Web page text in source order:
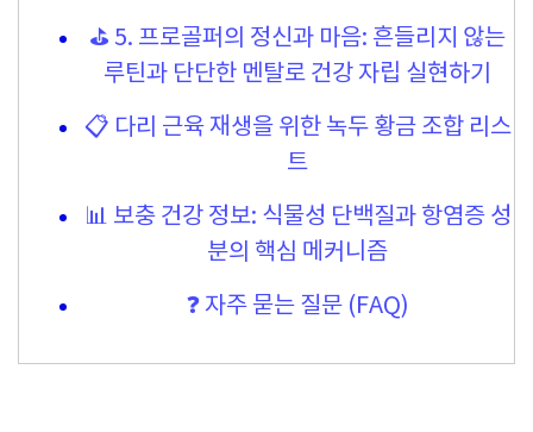
⛳ 5. 프로골퍼의 정신과 마음: 흔들리지 않는
루틴과 단단한 멘탈로 건강 자립 실현하기
📋 다리 근육 재생을 위한 녹두 황금 조합 리스
트
📊 보충 건강 정보: 식물성 단백질과 항염증 성
분의 핵심 메커니즘
❓ 자주 묻는 질문 (FAQ)